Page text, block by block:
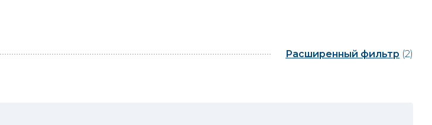
Расширенный фильтр (2)